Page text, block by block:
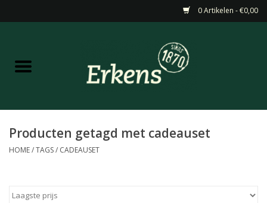
0 Artikelen - €0,00
Home
Barneveldse specialiteiten
Producten getagd met cadeauset
HOME/TAGS/ CADEAUSET